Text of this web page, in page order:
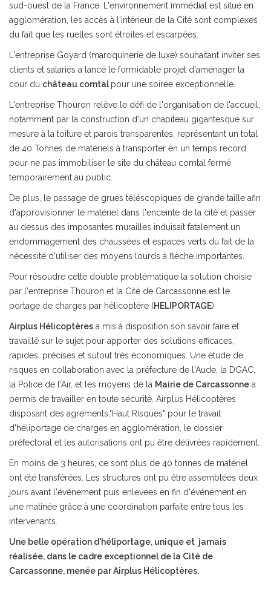
sud-ouest de la France. L'environnement immédiat est situé en
agglomération, les accès à l'intérieur de la Cité sont complexes
du fait que les ruelles sont étroites et escarpées.
L'entreprise Goyard (maroquinerie de luxe) souhaitant inviter ses
clients et salariés a lancé le formidable projet d'aménager la
cour du château comtalpour une soirée exceptionnelle.
L'entreprise Thouron relève le défi de l'organisation de l'accueil,
notamment par la construction d'un chapiteau gigantesque sur
mesure à la toiture et parois transparentes, représentant un total
de 40 Tonnes de matériels à transporter en un temps record
pour ne pas immobiliser le site du château comtal fermé
temporairement au public.
De plus, le passage de grues téléscopiques de grande taille afin
d'approvisionner le matériel dans l'enceinte de la cité et passer
au dessus des imposantes murailles induisait fatalement un
endommagement des chaussées et espaces verts du fait de la
nécessité d'utiliser des moyens lourds à flèche importantes.
Pour résoudre cette double problématique la solution choisie
par l'entreprise Thouron et la Cité de Carcassonne est le
portage de charges par hélicoptère (HELIPORTAGE)
Airplus Hélicoptères a mis à disposition son savoir faire et
travaillé sur le sujet pour apporter des solutions efficaces,
rapides, précises et sutout très économiques. Une étude de
risques en collaboration avec la préfecture de l'Aude, la DGAC,
la Police de l'Air, et les moyens de la Mairie de Carcassonne a
permis de travailler en toute sécurité. Airplus Hélicoptères
disposant des agréments,"Haut Risques" pour le travail
d'héliportage de charges en agglomération, le dossier
préfectoral et les autorisations ont pu être délivrées rapidement.
En moins de 3 heures, ce sont plus de 40 tonnes de matériel
ont été transférées. Les structures ont pu être assemblées deux
jours avant l'événement puis enlevées en fin d'événément en
une matinée grâce à une coordination parfaite entre tous les
intervenants.
Une belle opération d'héliportage, unique et jamais
réalisée, dans le cadre exceptionnel de la Cité de
Carcassonne, menée par Airplus Hélicoptères.